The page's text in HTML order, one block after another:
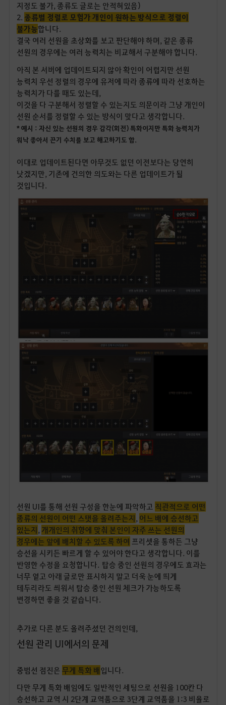
지정도 불가, 종류도 글로는 안적혀있음)
2. 종류별 정렬로 모험가 개인이 원하는 방식으로 정렬이
불가능합니다.
결국 여러 선원을 초상화를 보고 판단해야 하며, 같은 종류
선원의 경우에는 여러 능력치는 비교해서 구분해야 합니다.
아직 본 서버에 업데이트되지 않아 확인이 어렵지만 선원
능력치 우선 정렬의 경우에 유저에 따라 종류에 따라 선호하는
능력치가 다를 때도 있는데,
이것을 다 구분해서 정렬할 수 있는지도 의문이라 그냥 개인이
선원 순서를 정렬할 수 있는 방식이 맞다고 생각합니다.
* 예시 : 자신 있는 선원의 경우 감각(회전) 특화이지만 특화 능력치가
워낙 좋아서 끈기 수치를 보고 해고하기도 함.
이대로 업데이트된다면 아무것도 없던 이전보다는 당연히
낫겠지만, 기존에 건의한 의도와는 다른 업데이트가 될
것입니다.
선원 UI를 통해 선원 구성을 한눈에 파악하고 직관적으로 어떤
종류의 선원이 어떤 스탯을 올려주는지, 어느 배에 승선하고
있는지, 개개인의 취향에 맞춰 본인이 자주 쓰는 선원의
경우에는 앞에 배치할 수 있도록 하여 프리셋을 통하든 그냥
승선을 시키든 빠르게 할 수 있어야 한다고 생각합니다. 이를
반영한 수정을 요청합니다. 탑승 중인 선원의 경우에도 효과는
너무 옅고 아래 글로만 표시하지 말고 더욱 눈에 띄게
테두리라도 씌워서 탑승 중인 선원 체크가 가능하도록
변경하면 좋을 것 같습니다.
추가로 다른 분도 올려주셨던 건의인데,
선원 관리 UI에서의 문제
중범선 점진은 무게 특화 배입니다.
다만 무게 특화 배임에도 일반적인 세팅으로 선원을 100칸 다
승선하고 교역 시 2단계 교역품으로 3단계 교역품을 1:3 비율로